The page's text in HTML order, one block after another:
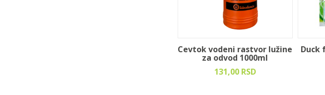
Cevtok vodeni rastvor lužine
za odvod 1000ml
131,00 RSD
Duck